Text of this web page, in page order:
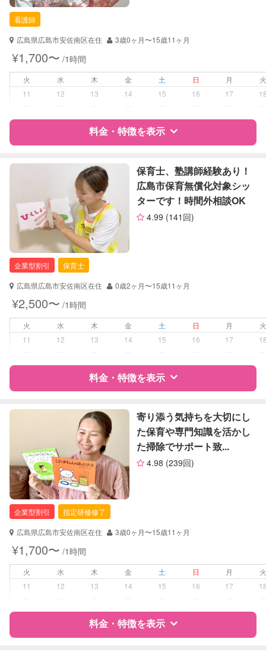
保育士
病児対応 病児、病後児、ともに不可
なし
定期予約 お引き受けしていません
（定期特典）
対応不可
看護師
広島県広島市安佐南区在住
3歳0ヶ月〜15歳11ヶ月
¥1,700〜 /1時間
火 水 木 金 土 日 月
11
12 13 14 15 16 17
料金・特徴を表示
特徴 料金 レビュー
サポートの特徴
資格
自治体届出済ベビーシッター
看護師
対応可能/特徴
子育て経験
病児対応
障がい児対応 対応可否は個別に相談
レッスン なし
対応不可
保育士、塾講師経験あり！
広島市保育無償化対象シッ
ターです！時間外相談OK
4.99 (141回)
企業型割引
保育士
広島県広島市安佐南区在住
0歳2ヶ月〜15歳11ヶ月
¥2,500〜 /1時間
火 水 木 金 土 日 月
11
12 13 14 15 16 17
料金・特徴を表示
特徴 料金 レビュー
サポートの特徴
資格
企業型割引対象(旧内閣府補助対象)
自治体届出済ベビーシッター
保育士
幼稚園教諭
夜間対応
お泊まり保育
病児、病後児、ともに不可
寄り添う気持ちを大切にし
た保育や専門知識を活かし
た掃除でサポート致...
4.98 (239回)
企業型割引
指定研修修了
広島県広島市安佐南区在住
3歳0ヶ月〜15歳11ヶ月
¥1,700〜 /1時間
火 水 木 金 土 日 月
11
12 13 14 15 16 17
料金・特徴を表示